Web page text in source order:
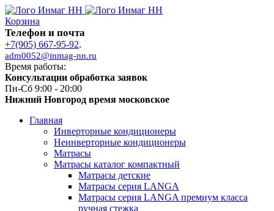
Корзина
Телефон и почта
+7(905) 667-95-92.
adm0052@inmag-nn.ru
Время работы:
Консультации обработка заявок
Пн-Сб 9:00 - 20:00
Нижний Новгород время московское
Главная
Инверторные кондиционеры
Неинверторные кондиционеры
Матрасы
Матрасы каталог компактный
Матрасы детские
Матрасы серия LANGA
Матрасы серия LANGA премиум класса
ручная стежка